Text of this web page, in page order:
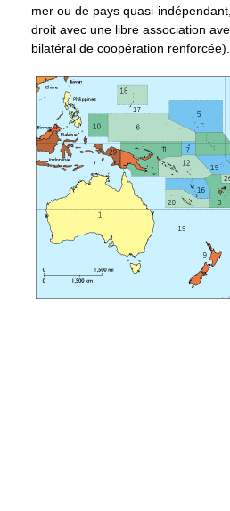
mer ou de pays quasi-
droit avec une libre association
bilatéral de coopération renforcée).